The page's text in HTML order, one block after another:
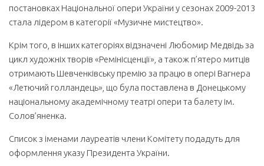
постановках Національної опери України у сезонах 2009-2013
стала лідером в категорії «Музичне мистецтво».
Крім того, в інших категоріях відзначені Любомир Медвідь за
цикл художніх творів «Ремінісценції», а також п’ятеро митців
отримають Шевченківську премію за працю в опері Вагнера
«Летючий голландець», що була поставлена в Донецькому
національному академічному театрі опери та балету ім.
Солов’яненка.
Список з іменами лауреатів члени Комітету подадуть для
оформлення указу Президента України.